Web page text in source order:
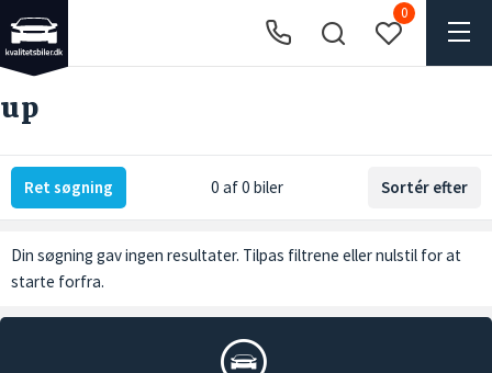
0
up
Ret søgning 0 af 0 biler Sortér efter
Din søgning gav ingen resultater. Tilpas filtrene ellernulstil for at
starte forfra.